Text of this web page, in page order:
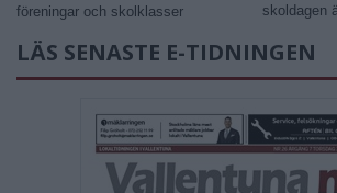
föreningar och skolklasser
skoldagen
LÄS SENASTE E-TIDNINGEN